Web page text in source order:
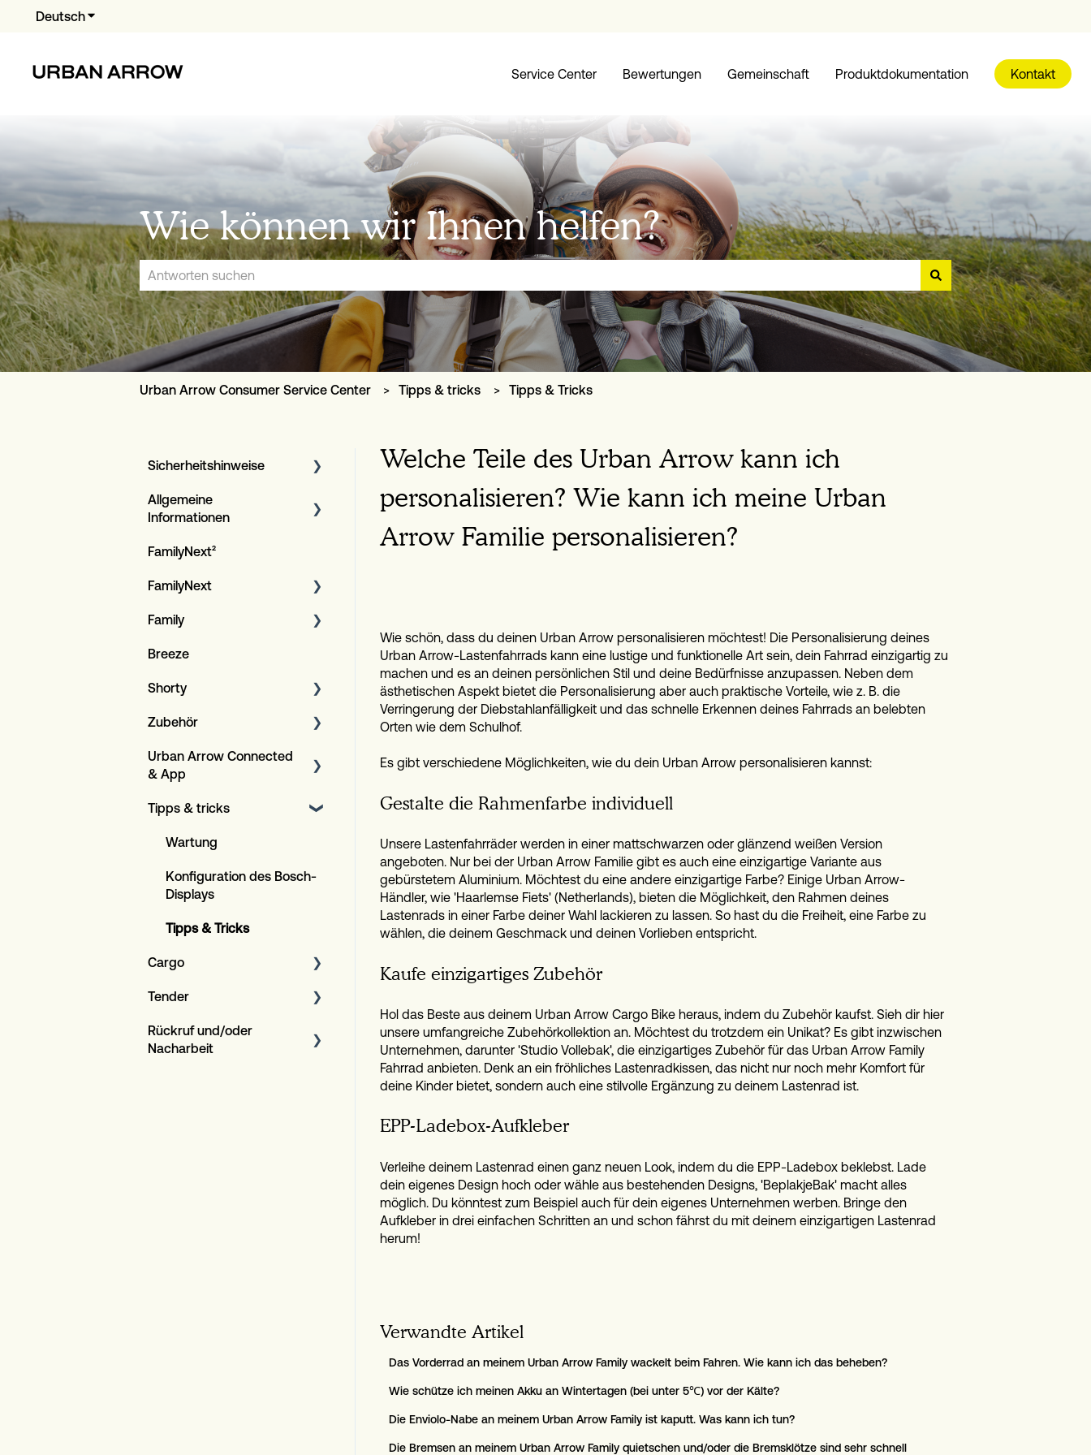
DeutschUntermenü für Übersetzungen anzeigen
Service Center Bewertungen Gemeinschaft Produktdokumentation Kontakt
Wie können wir Ihnen helfen?
Es gibt keine Vorschläge, da das Suchfeld leer ist.
Urban Arrow Consumer Service Center Tipps & tricks Tipps & Tricks
Welche Teile des Urban Arrow kann ich
personalisieren? Wie kann ich meine Urban
Arrow Familie personalisieren?
Wie schön, dass du deinen Urban Arrow personalisieren möchtest! Die Personalisierung deines
Urban Arrow-Lastenfahrrads kann eine lustige und funktionelle Art sein, dein Fahrrad einzigartig zu
machen und es an deinen persönlichen Stil und deine Bedürfnisse anzupassen. Neben dem
ästhetischen Aspekt bietet die Personalisierung aber auch praktische Vorteile, wie z. B. die
Verringerung der Diebstahlanfälligkeit und das schnelle Erkennen deines Fahrrads an belebten
Orten wie dem Schulhof.
Es gibt verschiedene Möglichkeiten, wie du dein Urban Arrow personalisieren kannst:
Gestalte die Rahmenfarbe individuell
Unsere Lastenfahrräder werden in einer mattschwarzen oder glänzend weißen Version
angeboten. Nur bei der Urban Arrow Familie gibt es auch eine einzigartige Variante aus
gebürstetem Aluminium. Möchtest du eine andere einzigartige Farbe? Einige Urban Arrow-
Händler, wie 'Haarlemse Fiets' (Netherlands), bieten die Möglichkeit, den Rahmen deines
Lastenrads in einer Farbe deiner Wahl lackieren zu lassen. So hast du die Freiheit, eine Farbe zu
wählen, die deinem Geschmack und deinen Vorlieben entspricht.
Kaufe einzigartiges Zubehör
Hol das Beste aus deinem Urban Arrow Cargo Bike heraus, indem du Zubehör kaufst. Sieh dir hier
unsere umfangreiche Zubehörkollektion an. Möchtest du trotzdem ein Unikat? Es gibt inzwischen
Unternehmen, darunter 'Studio Vollebak', die einzigartiges Zubehör für das Urban Arrow Family
Fahrrad anbieten. Denk an ein fröhliches Lastenradkissen, das nicht nur noch mehr Komfort für
deine Kinder bietet, sondern auch eine stilvolle Ergänzung zu deinem Lastenrad ist.
EPP-Ladebox-Aufkleber
Verleihe deinem Lastenrad einen ganz neuen Look, indem du die EPP-Ladebox beklebst. Lade
dein eigenes Design hoch oder wähle aus bestehenden Designs, 'BeplakjeBak' macht alles
möglich. Du könntest zum Beispiel auch für dein eigenes Unternehmen werben. Bringe den
Aufkleber in drei einfachen Schritten an und schon fährst du mit deinem einzigartigen Lastenrad
herum!
Verwandte Artikel
Das Vorderrad an meinem Urban Arrow Family wackelt beim Fahren. Wie kann ich das beheben?
Wie schütze ich meinen Akku an Wintertagen (bei unter 5℃) vor der Kälte?
Die Enviolo-Nabe an meinem Urban Arrow Family ist kaputt. Was kann ich tun?
Die Bremsen an meinem Urban Arrow Family quietschen und/oder die Bremsklötze sind sehr schnell
Sicherheitshinweise
Artikel
Allgemeine
Informationen
Serviceplan für Kunden
Garantieverfahren
Allgemeine Informationen
Allgemeine Verfahren
Bosch E-bike system
FamilyNext²
FamilyNext
Design LED-Beleuchtung
Allgemeine Informationen
Family
Spezifikationen
Allgemeines
Breeze
Shorty
Allgemeines
Spezifikationen
Zubehör
Heckträger
Urban Arrow Connected
& App
Über die App und GPS+
Über die Connected-
Kompatibilität
Tipps & tricks
Wartung
Konfiguration des Bosch-
Displays
Tipps & Tricks
Cargo
Allgemeines
Tender
Allgemeines
Rückruf und/oder
Nacharbeit